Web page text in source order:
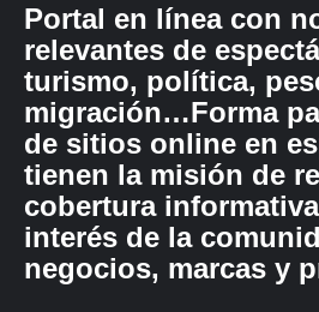
Portal en línea con
relevantes de
turismo, política,
migración…Forma
de sitios online en
tienen la misión de
cobertura
interés de la
negocios, marcas y